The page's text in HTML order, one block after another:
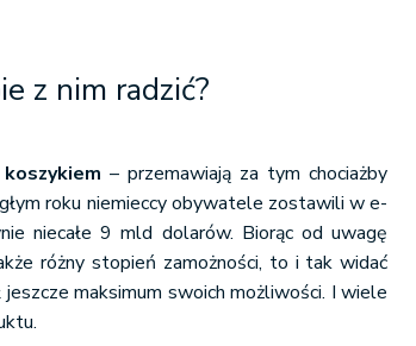
z nim radzić?
– przemawiają za tym chociażby
roku niemieccy obywatele zostawili w e-
niecałe 9 mld dolarów. Biorąc od uwagę
różny stopień zamożności, to i tak widać
maksimum swoich możliwości. I wiele